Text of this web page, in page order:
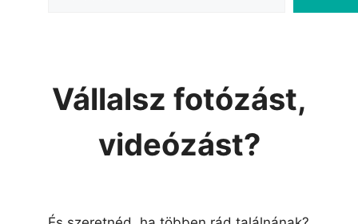
Vállalsz fotózást,
videózást?